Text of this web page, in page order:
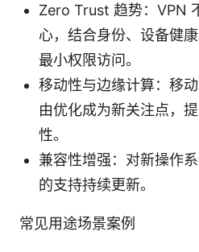
Zero Trust 趋势：VPN
心，结合身份、设备健
最小权限访问。
移动性与边缘计算：移
由优化成为新关注点，
性。
兼容性增强：对新操作
的支持持续更新。
常见用途场景案例